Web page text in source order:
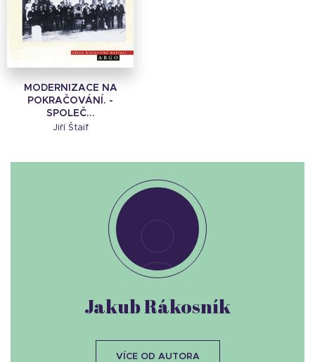
MODERNIZACE NA
POKRAČOVÁNÍ. -
SPOLEČ...
Jiří Štaif
Jakub Rákosník
VÍCE OD AUTORA